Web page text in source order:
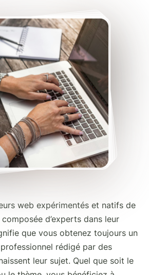
web expérimentés et natifs de
d’experts dans leur
que vous obtenez toujours un
rédigé par des
leur sujet. Quel que soit le